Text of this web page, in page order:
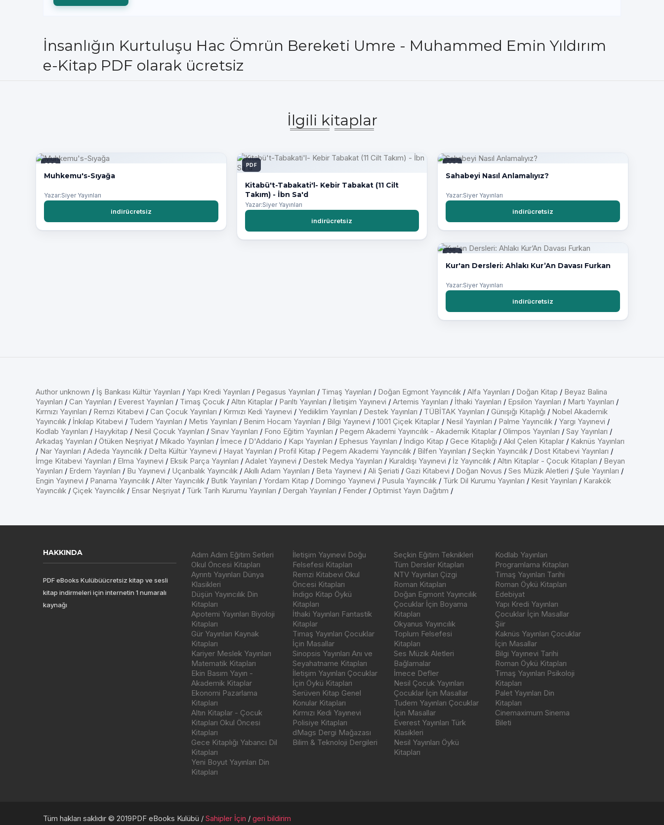
İnsanlığın Kurtuluşu Hac Ömrün Bereketi Umre - Muhammed Emin Yıldırım
e-Kitap PDF olarak ücretsiz
İlgili kitaplar
PDF
Muhkemu's-Sıyağa
Yazar:Siyer Yayınları
indirücretsiz
PDF
Kitabü't-Tabakati'l- Kebir Tabakat (11 Cilt
Takım) - İbn Sa'd
Yazar:Siyer Yayınları
indirücretsiz
PDF
Sahabeyi Nasıl Anlamalıyız?
Yazar:Siyer Yayınları
indirücretsiz
PDF
Kur'an Dersleri: Ahlakı Kur’An Davası Furkan
Yazar:Siyer Yayınları
indirücretsiz
Author unknown / İş Bankası Kültür Yayınları / Yapı Kredi Yayınları / Pegasus Yayınları / Timaş Yayınları / Doğan Egmont Yayıncılık / Alfa Yayınları / Doğan Kitap / Beyaz Balina
Yayınları / Can Yayınları / Everest Yayınları / Timaş Çocuk / Altın Kitaplar / Parıltı Yayınları / İletişim Yayınevi / Artemis Yayınları / İthaki Yayınları / Epsilon Yayınları / Martı Yayınları /
Kırmızı Yayınları / Remzi Kitabevi / Can Çocuk Yayınları / Kırmızı Kedi Yayınevi / Yediiklim Yayınları / Destek Yayınları / TÜBİTAK Yayınları / Günışığı Kitaplığı / Nobel Akademik
Yayıncılık / İnkılap Kitabevi / Tudem Yayınları / Metis Yayınları / Benim Hocam Yayınları / Bilgi Yayınevi / 1001 Çiçek Kitaplar / Nesil Yayınları / Palme Yayıncılık / Yargı Yayınevi /
Kodlab Yayınları / Hayykitap / Nesil Çocuk Yayınları / Sınav Yayınları / Fono Eğitim Yayınları / Pegem Akademi Yayıncılık - Akademik Kitaplar / Olimpos Yayınları / Say Yayınları /
Arkadaş Yayınları / Ötüken Neşriyat / Mikado Yayınları / İmece / D'Addario / Kapı Yayınları / Ephesus Yayınları / İndigo Kitap / Gece Kitaplığı / Akıl Çelen Kitaplar / Kaknüs Yayınları
/ Nar Yayınları / Adeda Yayıncılık / Delta Kültür Yayınevi / Hayat Yayınları / Profil Kitap / Pegem Akademi Yayıncılık / Bilfen Yayınları / Seçkin Yayıncılık / Dost Kitabevi Yayınları /
İmge Kitabevi Yayınları / Elma Yayınevi / Eksik Parça Yayınları / Adalet Yayınevi / Destek Medya Yayınları / Kuraldışı Yayınevi / İz Yayıncılık / Altın Kitaplar - Çocuk Kitapları / Beyan
Yayınları / Erdem Yayınları / Bu Yayınevi / Uçanbalık Yayıncılık / Akıllı Adam Yayınları / Beta Yayınevi / Ali Şeriati / Gazi Kitabevi / Doğan Novus / Ses Müzik Aletleri / Şule Yayınları /
Engin Yayınevi / Panama Yayıncılık / Alter Yayıncılık / Butik Yayınları / Yordam Kitap / Domingo Yayınevi / Pusula Yayıncılık / Türk Dil Kurumu Yayınları / Kesit Yayınları / Karakök
Yayıncılık / Çiçek Yayıncılık / Ensar Neşriyat / Türk Tarih Kurumu Yayınları / Dergah Yayınları / Fender / Optimist Yayın Dağıtım /
HAKKINDA
PDF eBooks Kulübüücretsiz kitap ve sesli
kitap indirmeleri için internetin 1 numaralı
kaynağı
Adım Adım Eğitim Setleri
Okul Öncesi Kitapları
Ayrıntı Yayınları Dünya
Klasikleri
Düşün Yayıncılık Din
Kitapları
Apotemi Yayınları Biyoloji
Kitapları
Gür Yayınları Kaynak
Kitapları
Kariyer Meslek Yayınları
Matematik Kitapları
Ekin Basım Yayın -
Akademik Kitaplar
Ekonomi Pazarlama
Kitapları
Altın Kitaplar - Çocuk
Kitapları Okul Öncesi
Kitapları
Gece Kitaplığı Yabancı Dil
Kitapları
Yeni Boyut Yayınları Din
Kitapları
İletişim Yayınevi Doğu
Felsefesi Kitapları
Remzi Kitabevi Okul
Öncesi Kitapları
İndigo Kitap Öykü
Kitapları
İthaki Yayınları Fantastik
Kitaplar
Timaş Yayınları Çocuklar
İçin Masallar
Sinopsis Yayınları Anı ve
Seyahatname Kitapları
İletişim Yayınları Çocuklar
İçin Öykü Kitapları
Serüven Kitap Genel
Konular Kitapları
Kırmızı Kedi Yayınevi
Polisiye Kitapları
dMags Dergi Mağazası
Bilim & Teknoloji Dergileri
Seçkin Eğitim Teknikleri
Tüm Dersler Kitapları
NTV Yayınları Çizgi
Roman Kitapları
Doğan Egmont Yayıncılık
Çocuklar İçin Boyama
Kitapları
Okyanus Yayıncılık
Toplum Felsefesi
Kitapları
Ses Müzik Aletleri
Bağlamalar
İmece Defler
Nesil Çocuk Yayınları
Çocuklar İçin Masallar
Tudem Yayınları Çocuklar
İçin Masallar
Everest Yayınları Türk
Klasikleri
Nesil Yayınları Öykü
Kitapları
Kodlab Yayınları
Programlama Kitapları
Timaş Yayınları Tarihi
Roman Öykü Kitapları
Edebiyat
Yapı Kredi Yayınları
Çocuklar İçin Masallar
Şiir
Kaknüs Yayınları Çocuklar
İçin Masallar
Bilgi Yayınevi Tarihi
Roman Öykü Kitapları
Timaş Yayınları Psikoloji
Kitapları
Palet Yayınları Din
Kitapları
Cinemaximum Sinema
Bileti
Tüm hakları saklıdır © 2019PDF eBooks Kulübü / Sahipler İçin / geri bildirim